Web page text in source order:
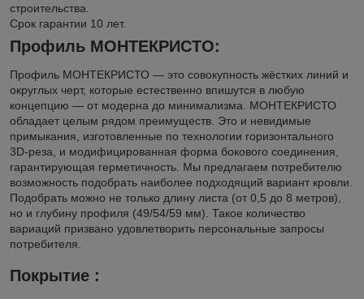
строительства.
Срок гарантии 10 лет.
Профиль МОНТЕКРИСТО:
Профиль МОНТЕКРИСТО — это совокупность жёстких линий и
округлых черт, которые естественно впишутся в любую
концепцию — от модерна до минимализма. МОНТЕКРИСТО
обладает целым рядом преимуществ. Это и невидимые
примыкания, изготовленные по технологии горизонтального
3D-реза, и модифицированная форма бокового соединения,
гарантирующая герметичность. Мы предлагаем потребителю
возможность подобрать наиболее подходящий вариант кровли.
Подобрать можно не только длину листа (от 0,5 до 8 метров),
но и глубину профиля (49/54/59 мм). Такое количество
вариаций призвано удовлетворить персональные запросы
потребителя.
Покрытие :